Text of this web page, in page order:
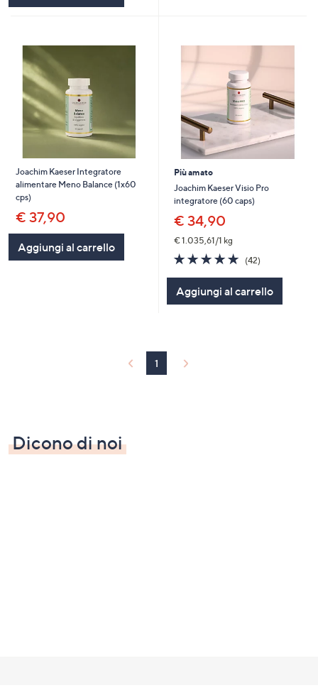
Joachim Kaeser Integratore
alimentare Meno Balance (1x60
cps)
€ 37,90
Aggiungi al carrello
Più amato
Joachim Kaeser Visio Pro
integratore (60 caps)
€ 34,90
€ 1.035,61/1 kg
4.7
of
Stars
(42)42
Aggiungi al carrello
1
Dicono di noi